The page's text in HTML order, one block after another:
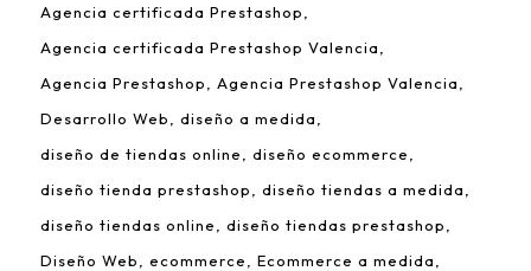
Agencia certificada Prestashop
Agencia certificada Prestashop Valencia
Agencia Prestashop
Agencia Prestashop Valencia
Desarrollo Web
diseño a medida
diseño de tiendas online
diseño ecommerce
diseño tienda prestashop
diseño tiendas a medida
diseño tiendas online
diseño tiendas prestashop
Diseño Web
ecommerce
Ecommerce a medida